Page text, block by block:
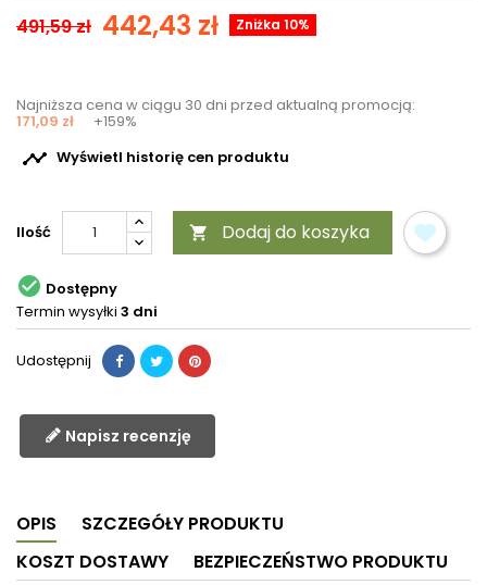
491,59 zł 442,43 zł Zniżka 10%
Najniższa cena w ciągu 30 dni przed aktualną promocją:
171,09 zł +159%
 Wyświetl historię cen produktu
Ilość  Dodaj do koszyka
 Dostępny
Termin wysyłki 3 dni
Udostępnij
Napisz recenzję
OPIS
SZCZEGÓŁY PRODUKTU
KOSZT DOSTAWY
BEZPIECZEŃSTWO PRODUKTU